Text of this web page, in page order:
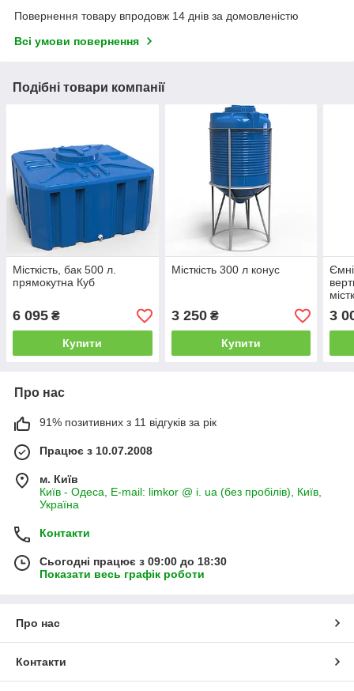
Повернення товару впродовж 14 днів за домовленістю
Всі умови повернення
Подібні товари компанії
Місткість, бак 500 л.
прямокутна Куб
6 095 ₴
Купити
Місткість 300 л конус
3 250₴
Купити
3
Про нас
91% позитивних з 11 відгуків за рік
Працює з 10.07.2008
м. Київ
Київ - Одеса, E-mail: limkor @ i. ua (без пробілів), Київ,
Україна
Контакти
Сьогодні працює з 09:00 до 18:30
Показати весь графік роботи
Про нас
Контакти